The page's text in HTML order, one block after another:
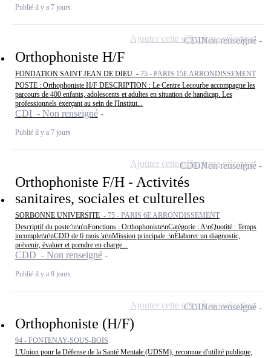
Publié il y a 7 jours
Orthophoniste H/F
FONDATION SAINT JEAN DE DIEU - 75 - PARIS 15E ARRONDISSEMENT
POSTE : Orthophoniste H/F DESCRIPTION : Le Centre Lecourbe accompagne les
parcours de 400 enfants, adolescents et adultes en situation de handicap. Les
professionnels exerçant au sein de l'Institut...
CDI - Non renseigné
Publié il y a 7 jours
CDINon renseigné
Ajouter cette offre à ma sélection
Orthophoniste F/H - Activités
sanitaires, sociales et culturelles
SORBONNE UNIVERSITE - 75 - PARIS 6E ARRONDISSEMENT
Descriptif du poste:\n\n\nFonctions : Orthophoniste\nCatégorie : A\nQuotité : Temps
incomplet\n\nCDD de 6 mois.\n\nMission principale :\nÉlaborer un diagnostic,
prévenir, évaluer et prendre en charge...
CDD - Non renseigné
Publié il y a 8 jours
CDDNon renseigné
Ajouter cette offre à ma sélection
Orthophoniste (H/F)
94 - FONTENAY-SOUS-BOIS
L'Union pour la Défense de la Santé Mentale (UDSM), reconnue d'utilité publique,
CDINon renseigné
Ajouter cette offre à ma sélection